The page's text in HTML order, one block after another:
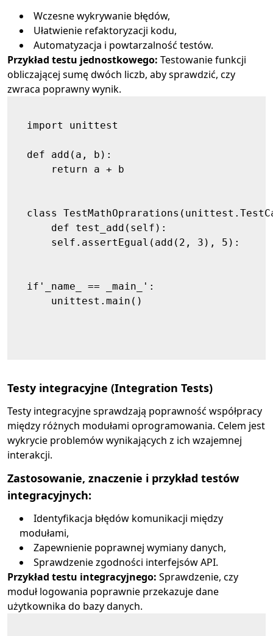
Wczesne wykrywanie błędów,
Ułatwienie refaktoryzacji kodu,
Automatyzacja i powtarzalność testów.
Przykład testu jednostkowego: Testowanie funkcji
obliczającej sumę dwóch liczb, aby sprawdzić, czy
zwraca poprawny wynik.
  import unittest
  def add(a, b):
      return a + b
class
      def test_add(self):
      self.assertEgual(add(2, 3), 5):
  if'_name_ == _main_':
      unittest.main()
Testy integracyjne (Integration Tests)
Testy integracyjne sprawdzają poprawność współpracy
między różnych modułami oprogramowania. Celem jest
wykrycie problemów wynikających z ich wzajemnej
interakcji.
Zastosowanie, znaczenie i przykład testów
integracyjnych:
Identyfikacja błędów komunikacji między
modułami,
Zapewnienie poprawnej wymiany danych,
Sprawdzenie zgodności interfejsów API.
Przykład testu integracyjnego: Sprawdzenie, czy
moduł logowania poprawnie przekazuje dane
użytkownika do bazy danych.